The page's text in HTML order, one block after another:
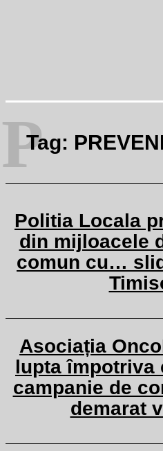
Tag:
P
Politia Locala
din mijloacele
comun cu…
Asociația
lupta împotriva
campanie de
demarat